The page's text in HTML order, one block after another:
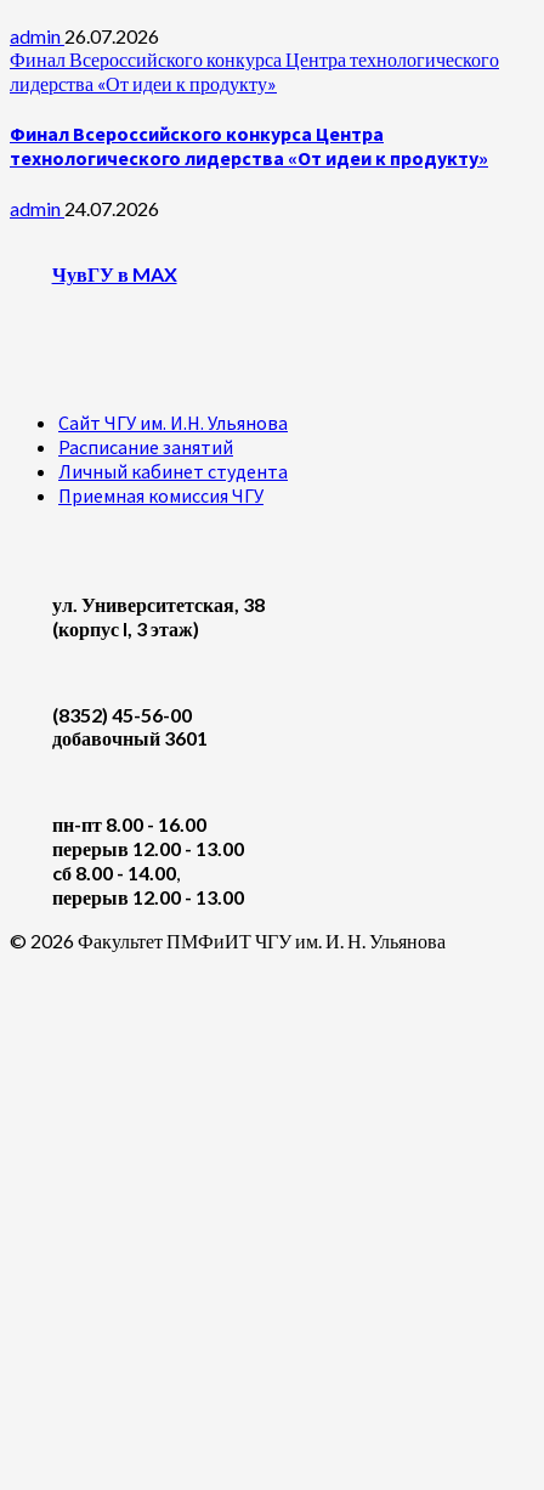
admin 26.07.2026
Финал Всероссийского конкурса Центра технологического
лидерства «От идеи к продукту»
Финал Всероссийского конкурса Центра
технологического лидерства «От идеи к продукту»
admin 24.07.2026
ЧувГУ в MAX
Сайт ЧГУ им. И.Н. Ульянова
Расписание занятий
Личный кабинет студента
Приемная комиссия ЧГУ
ул. Университетская, 38
(корпус I, 3 этаж)
(8352) 45-56-00
добавочный 3601
пн-пт 8.00 - 16.00
перерыв 12.00 - 13.00
cб 8.00 - 14.00,
перерыв 12.00 - 13.00
© 2026 Факультет ПМФиИТ ЧГУ им. И. Н. Ульянова